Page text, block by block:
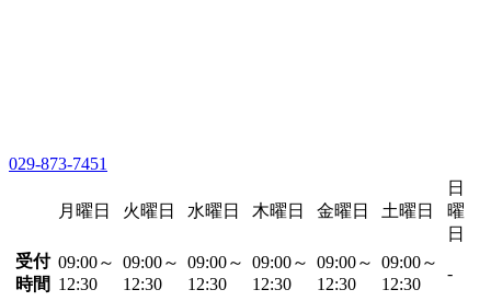
029-873-7451
月曜日 火曜日 水曜日 木曜日 金曜日 土曜日
日
曜
日
受付
時間
09:00～
12:30
09:00～
12:30
09:00～
12:30
09:00～
12:30
09:00～
12:30
09:00～
12:30
-